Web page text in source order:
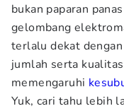
bukan paparan
gelombang
terlalu dekat
jumlah serta
memengaruhi
Yuk, cari tahu lebih